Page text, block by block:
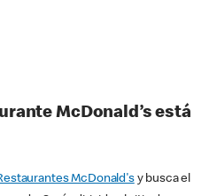
McDonald’s está
McDonald'sy busca el